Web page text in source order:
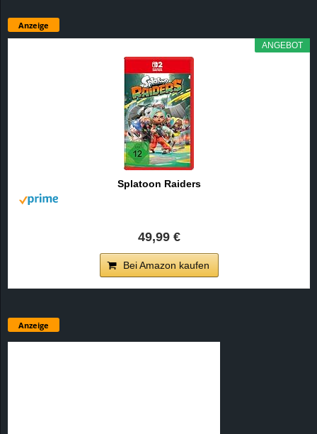
Anzeige
ANGEBOT
Splatoon Raiders
49,99 €
Bei Amazon kaufen
Anzeige